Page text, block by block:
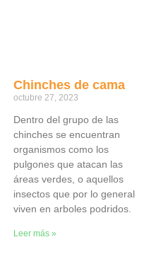
Chinches de cama
octubre 27, 2023
Dentro del grupo de las
chinches se encuentran
organismos como los
pulgones que atacan las
áreas verdes, o aquellos
insectos que por lo general
viven en arboles podridos.
Leer más »